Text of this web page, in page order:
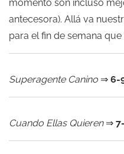
momento son incluso
antecesora). Allá va
para el fin de semana que
Superagente Canino ⇒ 6-
Cuando Ellas Quieren⇒